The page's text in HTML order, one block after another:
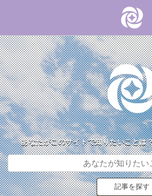
あなたがこのサイトで知りたいことは